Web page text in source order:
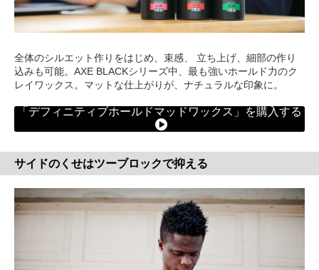
全体のシルエット作りをはじめ、束感、 立ち上げ、細部の作り
込みも可能。AXE BLACKシリーズ中、最も強いホールド力のク
レイワックス。マットな仕上がりが、ナチュラルな印象に。
「デフィニティブホールドマッドワックス」を購入する
サイドのくせはツーブロックで抑える